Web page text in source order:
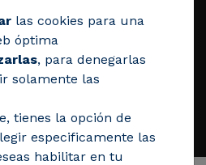
las cookies para una
óptima
, para denegarlas
solamente las
tienes la opción de
especificamente las
habilitar en tu